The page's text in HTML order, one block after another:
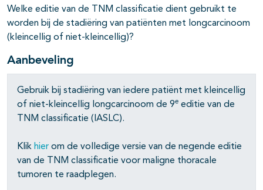
open- en dichtklappen
open- en dichtklappen
Welke editie van de TNM classificatie dient gebruikt te
worden bij de stadiëring van patiënten met longcarcinoom
(kleincellig of niet-kleincellig)?
Aanbeveling
Gebruik bij stadiëring van iedere patiënt met kleincellig
of niet-kleincellig longcarcinoom de 9e editie van de
TNM classificatie (IASLC).
Klik hier om de volledige versie van de negende editie
van de TNM classificatie voor maligne thoracale
tumoren te raadplegen.